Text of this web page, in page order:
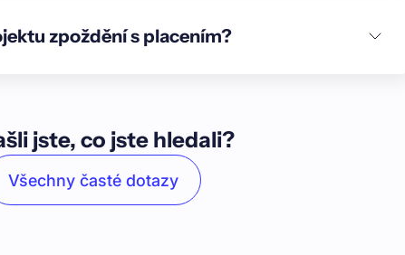
od Hodonína a necelých 50 km jihovýchodně od
8 164 800 Kč (LTV 70 %). V této etapě 2. tranše vybíráme 2
na nemovitosti:** pozemky, parcelní číslo 1721/6, 1723/22,
v katastrálním území Dubňany.\n2. **Zástavní právo k
s.r.o., IČO: 220 03 657; Conscope, s.r.o., IČO: 293
zpoždění s placením?
jste, co jste hledali?
Všechny časté dotazy